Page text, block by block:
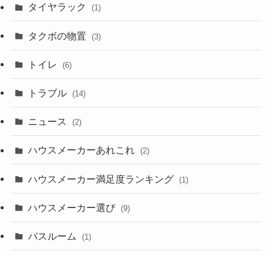
タイヤラック (1)
タクボの物置 (3)
トイレ (6)
トラブル (14)
ニュース (2)
ハウスメーカーあれこれ (2)
ハウスメーカー満足度ランキング (1)
ハウスメーカー選び (9)
バスルーム (1)